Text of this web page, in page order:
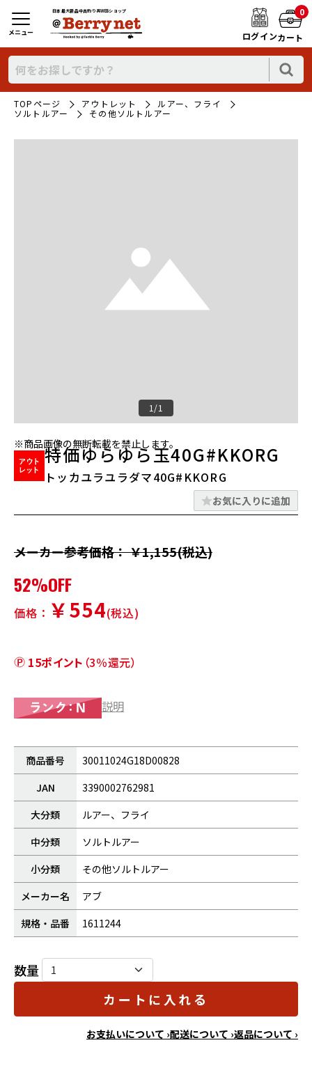
日本最大新品中古釣り具WEBショップ
ログイン
0
カート
メニュー
TOPページ アウトレット
ルアー、フライ
ソルトルアー
その他ソルトルアー
1/1
※商品画像の無断転載を禁止します。
特価ゆらゆら玉40G#KKORG
トッカユラユラダマ40G#KKORG
お気に入りに追加
メーカー参考価格： ￥1,155(税込)
52%OFF
価格： ￥554(税込)
15ポイント （3％還元）
説明
商品番号
30011024G18D00828
JAN
3390002762981
大分類
ルアー、フライ
中分類
ソルトルアー
小分類
その他ソルトルアー
メーカー名
アブ
規格・品番
1611244
数量
カートに入れる
お支払いについて ›配送について ›返品について ›